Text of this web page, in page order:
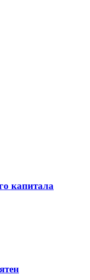
капитала